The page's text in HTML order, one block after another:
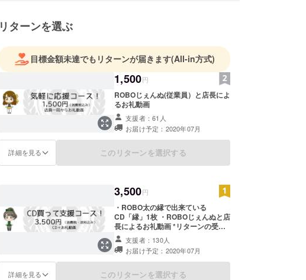
リターンを選ぶ
目標金額未達でもリターンが届きます(All-in方式)
1,500円
ROBOじぇんぬ(従業員）と店長によ
るお礼動画
支援者：61人
お届け予定：2020年07月
詳細を見る このリターンを選択する
3,500円
・ROBO太の縁で出来ている
CD「縁」1枚 ・ROBOじぇんぬと店
長によるお礼動画 *リターンの受取
方法の選択を「ROBO太店頭」
or「郵送」を選択してください。
支援者：130人
お届け予定：2020年07月
詳細を見る このリターンを選択する